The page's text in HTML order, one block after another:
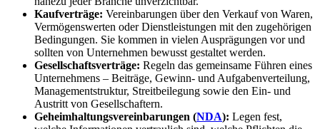
Kaufverträge: Vereinbarungen über den Verkauf von Waren,
Vermögenswerten oder Dienstleistungen mit den zugehörigen
Bedingungen. Sie kommen in vielen Ausprägungen vor und
sollten von Unternehmen bewusst gestaltet werden.
Gesellschaftsverträge: Regeln das gemeinsame Führen eines
Unternehmens – Beiträge, Gewinn- und Aufgabenverteilung,
Managementstruktur, Streitbeilegung sowie den Ein- und
Austritt von Gesellschaftern.
Geheimhaltungsvereinbarungen (NDA): Legen fest,